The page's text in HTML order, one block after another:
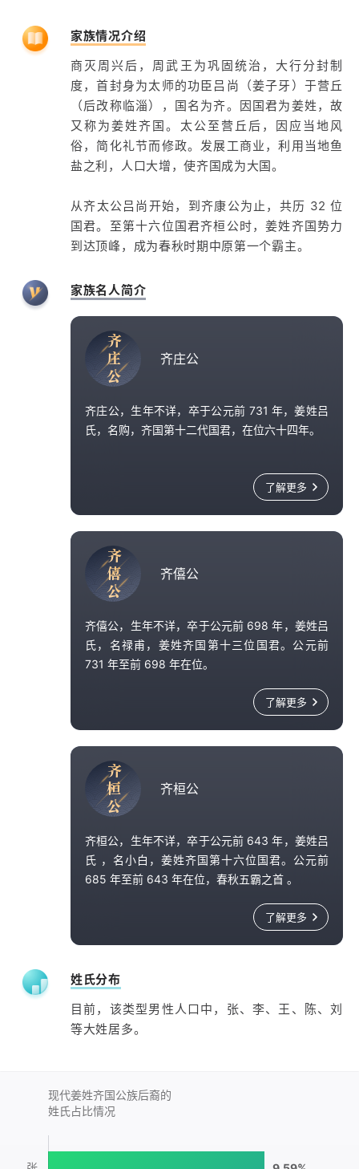
家族情况介绍
商灭周兴后，周武王为巩固统治，大行分封制
度，首封身为太师的功臣吕尚（姜子牙）于营丘
（后改称临淄），国名为齐。因国君为姜姓，故
又称为姜姓齐国。太公至营丘后，因应当地风
俗，简化礼节而修政。发展工商业，利用当地鱼
盐之利，人口大增，使齐国成为大国。
从齐太公吕尚开始，到齐康公为止，共历 32 位
国君。至第十六位国君齐桓公时，姜姓齐国势力
到达顶峰，成为春秋时期中原第一个霸主。
家族名人简介
齐
庄
公
齐庄公
齐庄公，生年不详，卒于公元前 731 年，姜姓吕
氏，名购，齐国第十二代国君，在位六十四年。
原打下坚实的基础。由于他在位时间很长，使得
齐庄公晚年基本使齐国处于小霸的地位，为齐僖
公主盟诸侯、齐襄公灭纪国报哀公被烹之仇、齐
桓公九合诸侯，打下政治和经济基础。齐庄公是
齐国霸业的奠基者，是齐国历史上的一位中兴之
主。
了解更多
齐
僖
公
齐僖公
齐僖公，生年不详，卒于公元前 698 年，姜姓吕
氏，名禄甫，姜姓齐国第十三位国君。公元前
731 年至前 698 年在位。
齐僖公在位时期，多次主持多国会盟；平息宋国
击败狄戎；使齐国形成小霸局面。
齐僖公三十三年（公元前 698 年），齐僖公去
世，其子诸儿继位，是为齐襄公。
了解更多
齐
桓
公
齐桓公
齐桓公，生年不详，卒于公元前 643 年，姜姓吕
氏 ，名小白，姜姓齐国第十六位国君。公元前
685 年至前 643 年在位，春秋五霸之首 。
早年在鲍叔牙保护下，逃到莒国避难。在齐襄公
军政合一、兵民合一的制度，促使齐国逐渐强
宋国内乱，北击山戎，南伐楚国，灭掉谭、遂、
鄣等小国，成为第一个中原霸主。
了解更多
姓氏分布
目前，该类型男性人口中，张、李、王、陈、刘
等大姓居多。
现代姜姓齐国公族后裔的
姓氏占比情况